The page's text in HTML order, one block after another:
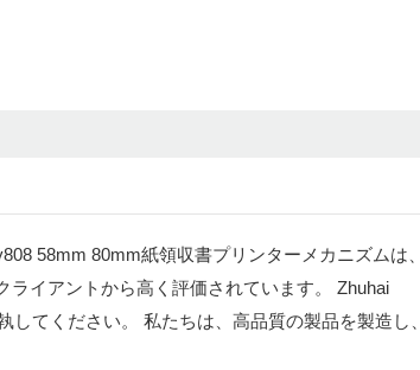
58mm 80mm紙領収書プリンターメカニズムは、
イアントから高く評価されています。 Zhuhai
てください。 私たちは、高品質の製品を製造し、